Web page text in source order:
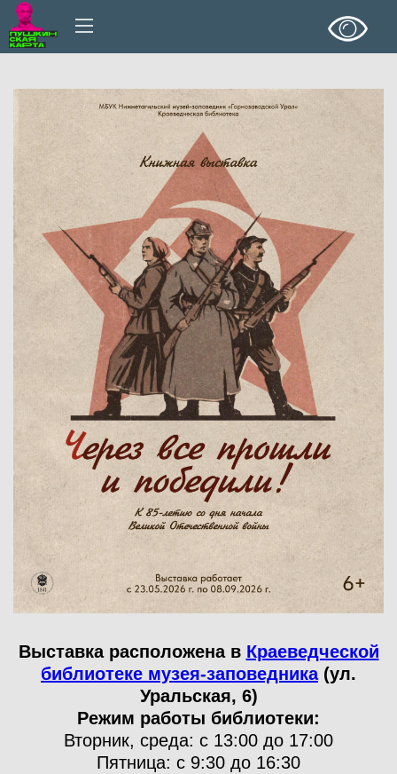
Выставка расположена в Краеведческой
библиотеке музея-заповедника(ул.
Уральская, 6)
Режим работы библиотеки:
Вторник, среда: с 13:00 до 17:00
Пятница: с 9:30 до 16:30